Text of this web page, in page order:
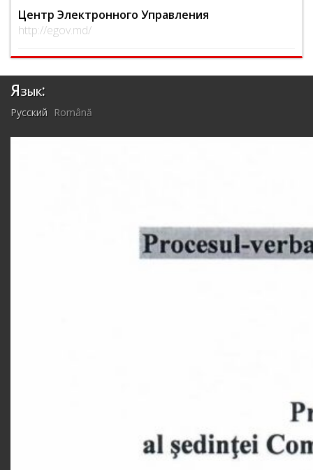
Центр Электронного Управления
http://egov.md/
Язык:
Русский Română